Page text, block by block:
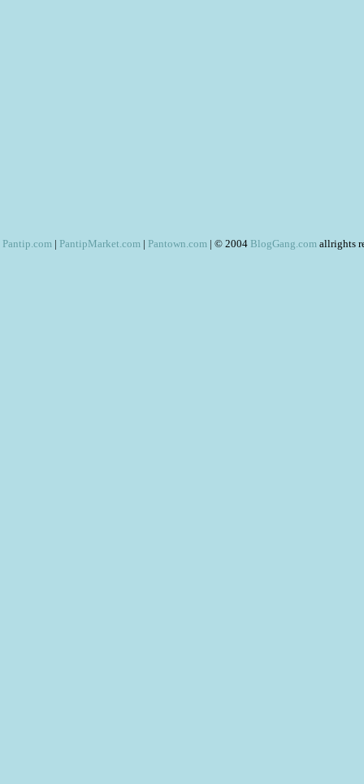
Pantip.com | PantipMarket.com | Pantown.com | © 2004 BlogGang.com allrights